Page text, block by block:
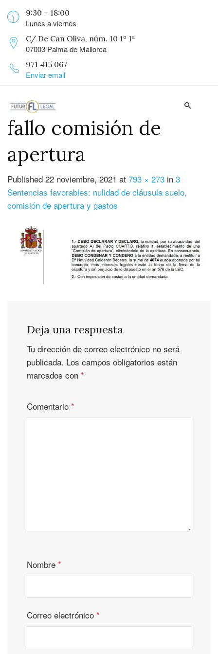
9:30 – 18:00
Lunes a viernes
C/ De Can Oliva, núm. 10 1º 1ª
07003 Palma de Mallorca
971 415 067
Enviar email
fallo comisión de
apertura
Published 22 noviembre, 2021 at 793 × 273 in 3
Sentencias favorables: nulidad de cláusula suelo,
comisión de apertura y gastos
Deja una respuesta
Tu dirección de correo electrónico no será
publicada. Los campos obligatorios están
marcados con *
Comentario *
Nombre *
Correo electrónico *